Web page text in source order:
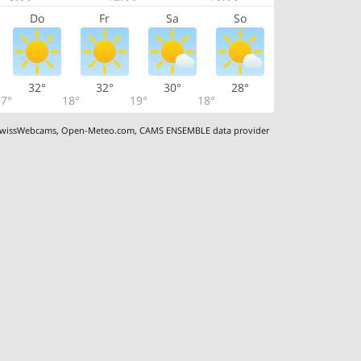
Do Fr Sa So
32°
18°
32°
19°
30°
18°
28°
,Open-Meteo.com,CAMS ENSEMBLE data provider